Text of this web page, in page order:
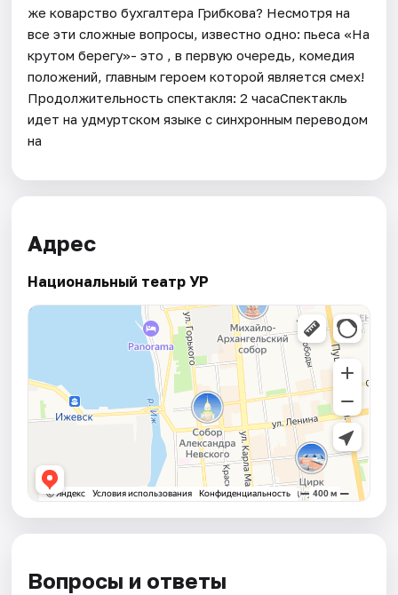
же коварство бухгалтера Грибкова? Несмотря на
все эти сложные вопросы, известно одно: пьеса «На
крутом берегу»- это , в первую очередь, комедия
положений, главным героем которой является смех!
Продолжительность спектакля: 2 часаСпектакль
идет на удмуртском языке с синхронным переводом
на
Адрес
Национальный театр УР
Вопросы и ответы